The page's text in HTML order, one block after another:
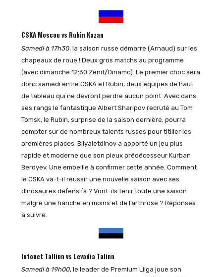
CSKA Moscou vs Rubin Kazan
Samedi à 17h30, la saison russe démarre (Arnaud) sur les
chapeaux de roue ! Deux gros matchs au programme
(avec dimanche 12:30 Zenit/Dinamo). Le premier choc sera
donc samedi entre CSKA et Rubin, deux équipes de haut
de tableau qui ne devront perdre aucun point. Avec dans
ses rangs le fantastique Albert Sharipov recruté au Tom
Tomsk, le Rubin, surprise de la saison dernière, pourra
compter sur de nombreux talents russes pour titiller les
premières places. Bilyaletdinov a apporté un jeu plus
rapide et moderne que son pieux prédécesseur Kurban
Berdyev. Une embellie à confirmer cette année. Comment
le CSKA va-t-il réussir une nouvelle saison avec ses
dinosaures défensifs ? Vont-ils tenir toute une saison
malgré une hanche en moins et de l’arthrose ? Réponses
à suivre.
Infonet Tallinn vs Levadia Talinn
Samedi à 19h00, le leader de Premium Liiga joue son